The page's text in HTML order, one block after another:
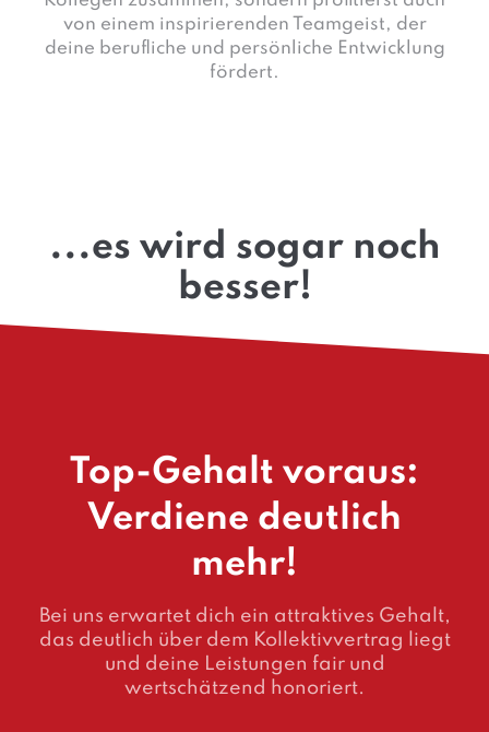
von einem inspirierenden Teamgeist, der
deine berufliche und persönliche Entwicklung
fördert.
...es wird sogar noch
besser!
Top-Gehalt voraus:
Verdiene deutlich
mehr!
Bei uns erwartet dich ein attraktives Gehalt,
das deutlich über dem Kollektivvertrag liegt
und deine Leistungen fair und
wertschätzend honoriert.